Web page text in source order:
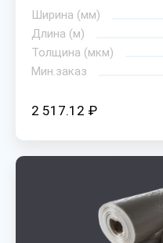
Ширина (мм)
Длина (м)
Толщина (мкм)
Мин.заказ
2 517.12 ₽